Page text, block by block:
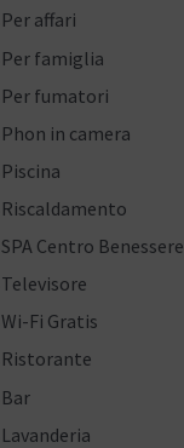
Per affari
Per famiglia
Per fumatori
Phon in camera
Piscina
Riscaldamento
SPA Centro Benessere
Televisore
Wi-Fi Gratis
Ristorante
Bar
Lavanderia